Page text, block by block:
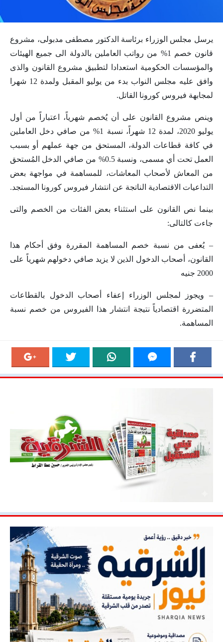
يرسل مجلس الوزراء برئاسة الدكتور مصطفى مدبولى، مشروع
قانون خصم 1% من رواتب العاملين بالدولة الى جميع الهيئات
والمؤسسات الحكومية استعدادا لتطبيق مشروع القانون والذى
وافق عليه مجلس النواب بدء من يوليو المقبل ولمدة 12 شهرا
لمجابهة فيروس كورونا القاتل.
وينص مشروع القانون على أن يُخصم شهرياً، اعتباراً من أول
يوليو 2020، لمدة 12 شهراً، نسبة 1% من صافي دخل العاملين
في كافة قطاعات الدولة، المستحق من جهة عملهم أو بسبب
العمل تحت أي مسمى، ونسبة 0.5% من صافي الدخل المُستحق
من المعاش لأصحاب المعاشات، للمساهمة في مواجهة بعض
التداعيات الاقتصادية الناتجة عن انتشار فيروس كورونا المستجد.
بينما نص القانون على استثناء بعض الفئات من الخصم والتى
جاءت كالتالى:
– يُعفى من نسبة خصم المساهمة المقررة وفق أحكام هذا
القانون، أصحاب الدخول الذين لا يزيد صافي دخولهم شهرياً على
2000 جنيه
– ويجوز لمجلس الوزراء إعفاء أصحاب الدخول بالقطاعات
المتضررة اقتصادياً نتيجة انتشار هذا الفيروس من خصم نسبة
المساهمة.